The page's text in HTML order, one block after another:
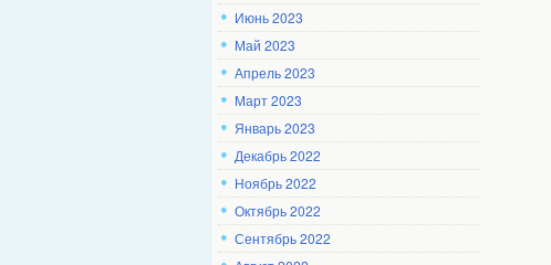
Июнь 2023
Май 2023
Апрель 2023
Март 2023
Январь 2023
Декабрь 2022
Ноябрь 2022
Октябрь 2022
Сентябрь 2022